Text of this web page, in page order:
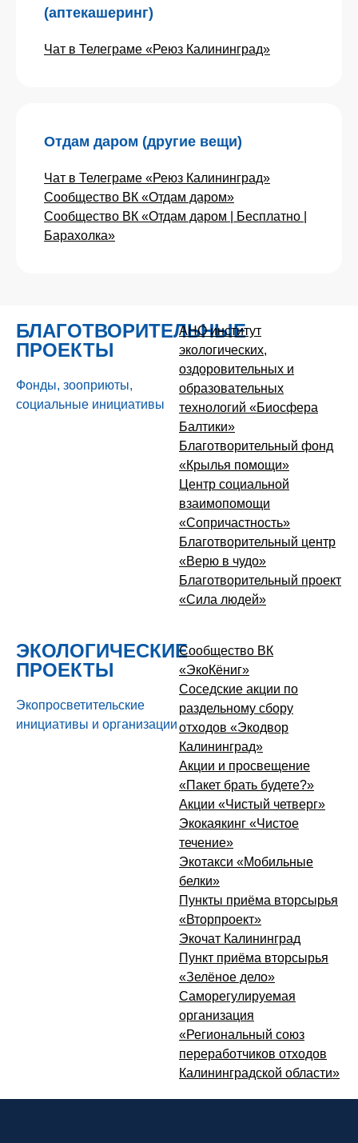
(аптекашеринг)
Чат в Телеграме «Реюз Калининград»
Отдам даром (другие вещи)
Чат в Телеграме «Реюз Калининград»
Сообщество ВК «Отдам даром»
Сообщество ВК «Отдам даром | Бесплатно |
Барахолка»
БЛАГОТВОРИТЕЛЬНЫЕ
ПРОЕКТЫ
Фонды, зооприюты,
социальные инициативы
АНО институт
экологических,
оздоровительных и
образовательных
технологий «Биосфера
Балтики»
Благотворительный фонд
«Крылья помощи»
Центр социальной
взаимопомощи
«Сопричастность»
Благотворительный центр
«Верю в чудо»
Благотворительный проект
«Сила людей»
ЭКОЛОГИЧЕСКИЕ
ПРОЕКТЫ
Экопросветительские
инициативы и организации
Сообщество ВК
«ЭкоКёниг»
Соседские акции по
раздельному сбору
отходов «Экодвор
Калининград»
Акции и просвещение
«Пакет брать будете?»
Акции «Чистый четверг»
Экокаякинг «Чистое
течение»
Экотакси «Мобильные
белки»
Пункты приёма вторсырья
«Вторпроект»
Экочат Калининград
Пункт приёма вторсырья
«Зелёное дело»
Саморегулируемая
организация
«Региональный союз
переработчиков отходов
Калининградской области»